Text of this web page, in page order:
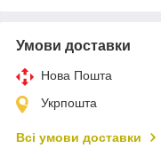
Умови доставки
Нова Пошта
Укрпошта
Всі умови доставки